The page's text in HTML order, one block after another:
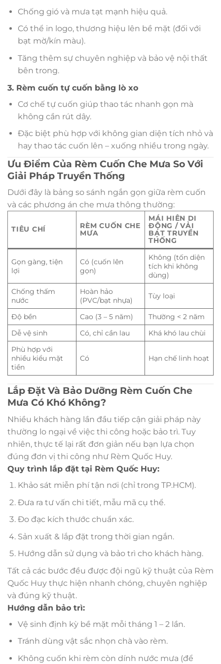
Chống gió và mưa tạt mạnh hiệu quả.
Có thể in logo, thương hiệu lên bề mặt (đối với
bạt mờ/kín màu).
Tăng thêm sự chuyên nghiệp và bảo vệ nội thất
bên trong.
3. Rèm cuốn tự cuốn bằng lò xo
Cơ chế tự cuốn giúp thao tác nhanh gọn mà
không cần rút dây.
Đặc biệt phù hợp với không gian diện tích nhỏ và
hay thao tác cuốn lên – xuống nhiều trong ngày.
Ưu Điểm Của Rèm Cuốn Che Mưa So Với
Giải Pháp Truyền Thống
Dưới đây là bảng so sánh ngắn gọn giữa rèm cuốn
và các phương án che mưa thông thường:
TIÊU CHÍ
RÈM CUỐN CHE
MƯA
MÁI HIÊN DI
ĐỘNG / VẢI
BẠT TRUYỀN
THỐNG
Gọn gàng, tiện
lợi
Có (cuốn lên
gọn)
Không (tốn diện
tích khi không
dùng)
Chống thấm
nước
Hoàn hảo
(PVC/bạt nhựa)
Tùy loại
Độ bền Cao (3 – 5 năm)
Thường < 2 năm
Dễ vệ sinh
Có, chỉ cần lau
Khá khó lau chùi
Phù hợp với
nhiều kiểu mặt
tiền
Có Hạn chế linh hoạt
Lắp Đặt Và Bảo Dưỡng Rèm Cuốn Che
Mưa Có Khó Không?
Nhiều khách hàng lần đầu tiếp cận giải pháp này
thường lo ngại về việc thi công hoặc bảo trì. Tuy
nhiên, thực tế lại rất đơn giản nếu bạn lựa chọn
đúng đơn vị thi công như Rèm Quốc Huy.
Quy trình lắp đặt tại Rèm Quốc Huy:
Khảo sát miễn phí tận nơi (chỉ trong TP.HCM).
Đưa ra tư vấn chi tiết, mẫu mã cụ thể.
Đo đạc kích thước chuẩn xác.
Sản xuất & lắp đặt trong thời gian ngắn.
Hướng dẫn sử dụng và bảo trì cho khách hàng.
Tất cả các bước đều được đội ngũ kỹ thuật của Rèm
Quốc Huy thực hiện nhanh chóng, chuyên nghiệp
và đúng kỹ thuật.
Hướng dẫn bảo trì:
Vệ sinh định kỳ bề mặt mỗi tháng 1 – 2 lần.
Tránh dùng vật sắc nhọn chà vào rèm.
Không cuốn khi rèm còn dính nước mưa (để